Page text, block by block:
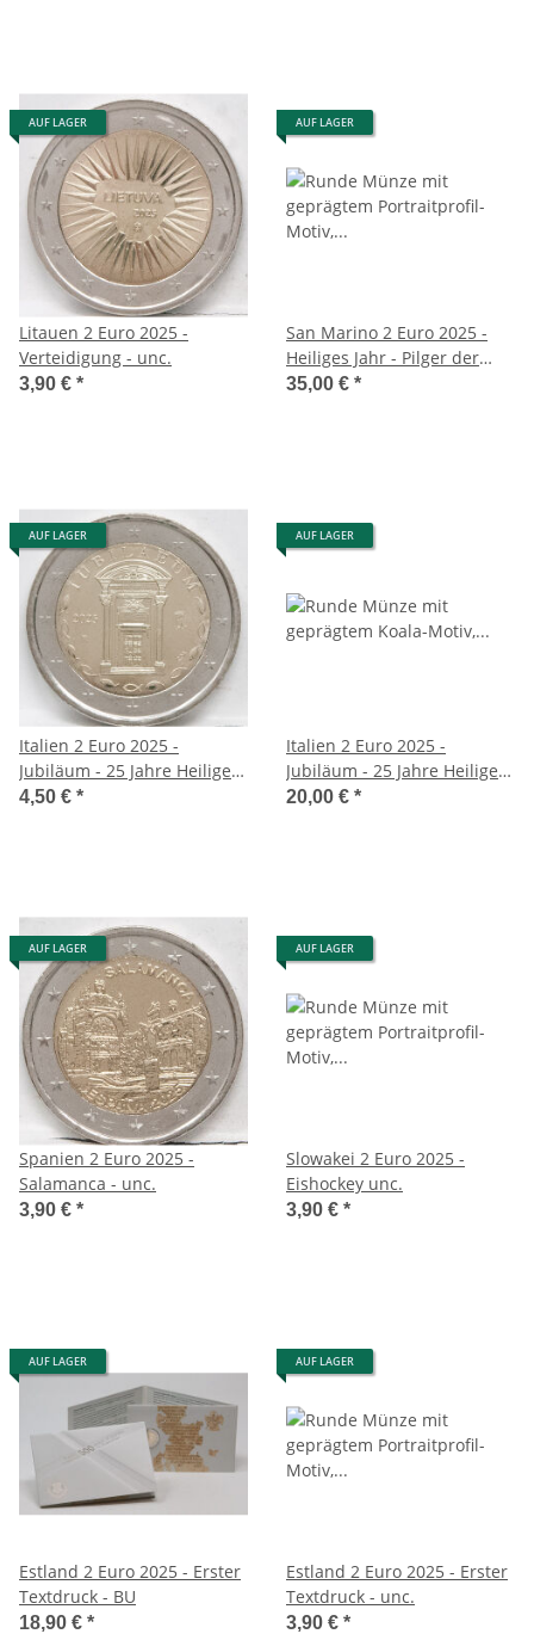
AUF LAGER
Litauen 2 Euro 2025 -
Verteidigung - unc.
3,90 € *
AUF LAGER
San Marino 2 Euro 2025 -
Heiliges Jahr - Pilger der
Hoffnung
35,00 € *
AUF LAGER
Italien 2 Euro 2025 -
Jubiläum - 25 Jahre Heiliges
Jahr - unc
4,50 € *
AUF LAGER
Italien 2 Euro 2025 -
Jubiläum - 25 Jahre Heiliges
Jahr BU
20,00 € *
AUF LAGER
Spanien 2 Euro 2025 -
Salamanca - unc.
3,90 € *
AUF LAGER
Slowakei 2 Euro 2025 -
Eishockey unc.
3,90 € *
AUF LAGER
Estland 2 Euro 2025 - Erster
Textdruck - BU
18,90 € *
AUF LAGER
Estland 2 Euro 2025 - Erster
Textdruck - unc.
3,90 € *